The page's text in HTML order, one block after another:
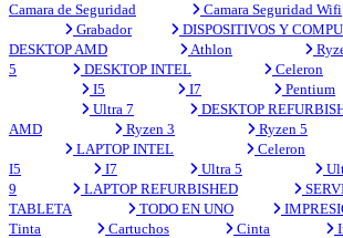
Camara de Seguridad
Camara Seguridad Wifi
Grabador
DISPOSITIVOS Y
DESKTOP AMD
Athlon
5
DESKTOP INTEL Celeron
I5
I7 Pentium
Ultra 7
DESKTOP
AMD
Ryzen 3 Ryzen 5
LAPTOP INTEL
Celeron
I5
I7 Ultra 5
9
LAPTOP REFURBISHED
TABLETA
TODO EN UNO
Tinta
Cartuchos Cinta